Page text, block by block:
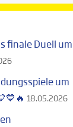
finale Duell um
um
18.05.2026